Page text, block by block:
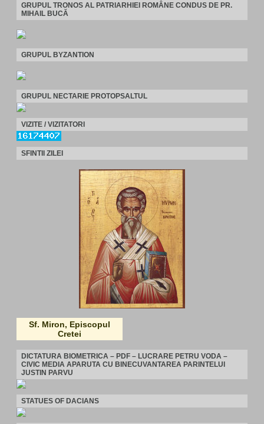
GRUPUL TRONOS AL PATRIARHIEI ROMÂNE CONDUS DE PR.
MIHAIL BUCĂ
GRUPUL BYZANTION
GRUPUL NECTARIE PROTOPSALTUL
VIZITE / VIZITATORI
SFINTII ZILEI
Sf. Miron, Episcopul
Cretei
DICTATURA BIOMETRICA – PDF – LUCRARE PETRU VODA –
CIVIC MEDIA APARUTA CU BINECUVANTAREA PARINTELUI
JUSTIN PARVU
STATUES OF DACIANS